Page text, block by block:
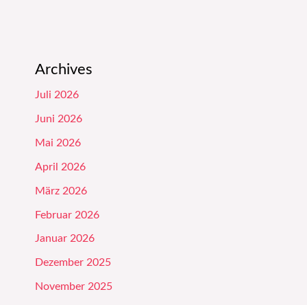
Archives
Juli 2026
Juni 2026
Mai 2026
April 2026
März 2026
Februar 2026
Januar 2026
Dezember 2025
November 2025